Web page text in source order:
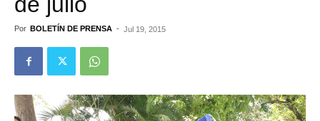
Por BOLETÍN DE PRENSA - Jul 19, 2015